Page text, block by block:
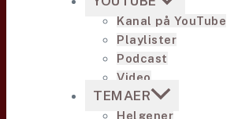
Kanal på YouTube
Playlister
Podcast
Video
TEMAER
Helgener